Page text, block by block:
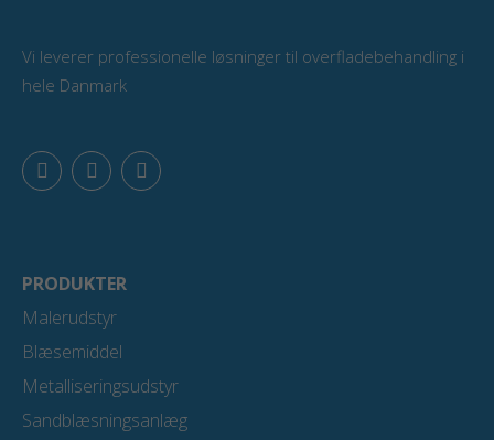
Vi leverer professionelle løsninger til overfladebehandling i
hele Danmark
F
a
c
o
k
L
i
n
i
n
Y
o
u
PRODUKTER
Malerudstyr
Blæsemiddel
Metalliseringsudstyr
Sandblæsningsanlæg